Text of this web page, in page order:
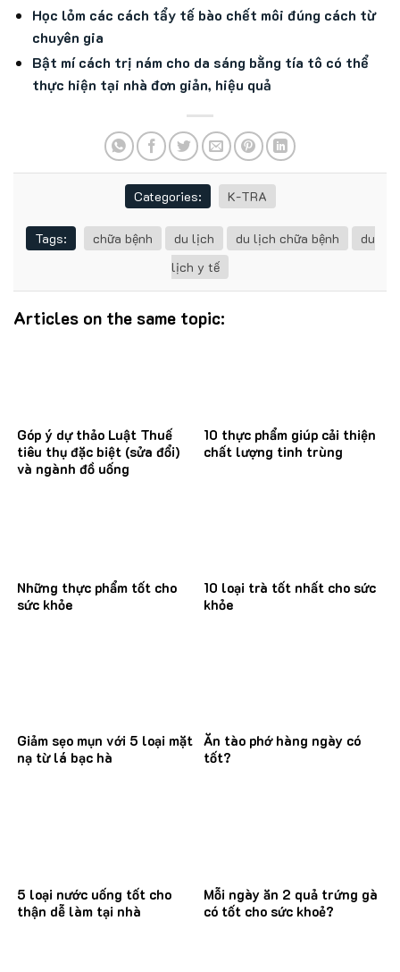
Học lỏm các cách tẩy tế bào chết môi đúng cách từ
chuyên gia
Bật mí cách trị nám cho da sáng bằng tía tô có thể
thực hiện tại nhà đơn giản, hiệu quả
Categories: K-TRA
Tags: chữa bệnh du lịch du lịch chữa bệnh
du
lịch y tế
Articles on the same topic:
Góp ý dự thảo Luật Thuế
tiêu thụ đặc biệt (sửa đổi)
và ngành đồ uống
10 thực phẩm giúp cải thiện
chất lượng tinh trùng
Những thực phẩm tốt cho
sức khỏe
10 loại trà tốt nhất cho sức
khỏe
Giảm sẹo mụn với 5 loại mặt
nạ từ lá bạc hà
Ăn tào phớ hàng ngày có
tốt?
5 loại nước uống tốt cho
thận dễ làm tại nhà
Mỗi ngày ăn 2 quả trứng gà
có tốt cho sức khoẻ?